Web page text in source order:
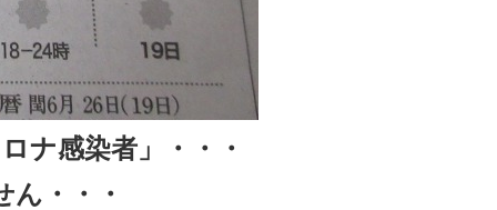
ナ感染者」・・・
・・・